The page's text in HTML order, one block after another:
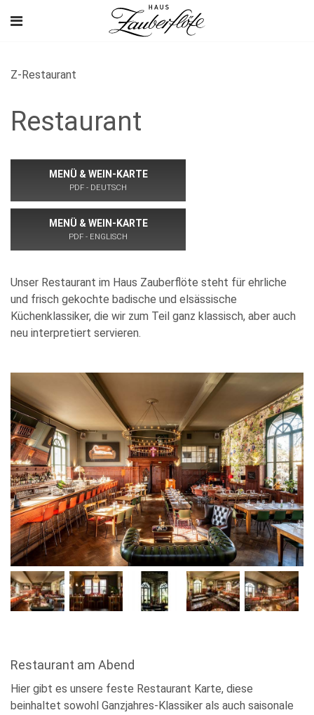
Z-Restaurant
Restaurant
MENÜ & WEIN-KARTE
PDF - DEUTSCH
MENÜ & WEIN-KARTE
PDF - ENGLISCH
Unser Restaurant im Haus Zauberflöte steht für ehrliche
und frisch gekochte badische und elsässische
Küchenklassiker, die wir zum Teil ganz klassisch, aber auch
neu interpretiert servieren.
Restaurant am Abend
Hier gibt es unsere feste Restaurant Karte, diese
beinhaltet sowohl Ganzjahres-Klassiker als auch saisonale